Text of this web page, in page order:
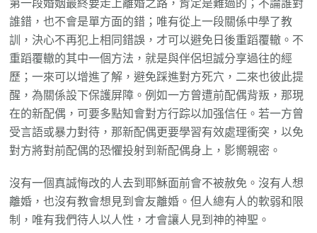
第一段婚姻最終要走上離婚之路，肯定是難過的；不論誰對
誰錯，也不會是單方面的錯；唯有從上一段關係中學了教
訓，決心不再犯上相同錯誤，才可以避免日後重蹈覆轍。不
重蹈覆轍的其中一個方法，就是與伴侶坦誠分享過往的經
歷；一來可以增進了解，避免踩進對方死穴，二來也彼此提
醒，為關係設下保護屏障。例如一方曾遭前配偶背叛，那現
在的新配偶，可要多點知會對方行踪以加强信任。若一方曾
受言語或暴力對待，那新配偶更要學習有效處理衝突，以免
對方將對前配偶的恐懼投射到新配偶身上，影嚮親密。
沒有一個真誠悔改的人去到耶穌面前會不被赦免。沒有人想
離婚，也沒有教會想見到會友離婚。但人總有人的軟弱和限
制，唯有我們待人以人性，才會讓人見到神的神聖。